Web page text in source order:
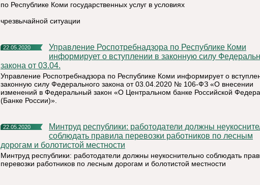
по Республике Коми государственных услуг в условиях
чрезвычайной ситуации
22.05.2020
Управление Роспотребнадзора по Республике Коми
информирует о вступлении в законную силу
закона от 03.04.
Управление Роспотребнадзора по Республике Коми информирует о
законную силу Федерального закона от 03.04.2020 № 106-ФЗ «О внесении
изменений в Федеральный закон «О Центральном банке Российской
(Банке России)».
22.05.2020
Минтруд республики: работодатели должны неукоснительно
соблюдать правила перевозки работников по лесным
дорогам и болотистой местности
Минтруд республики: работодатели должны неукоснительно соблюдать
перевозки работников по лесным дорогам и болотистой местности